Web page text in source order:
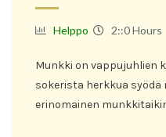
Helppo 2::0 Hours
Munkki on vappujuhlien
sokerista herkkua syödä
erinomainen